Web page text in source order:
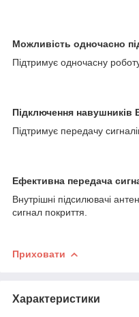
Можливість одночасно
Підтримує одночасну
Підключення навушників
Підтримує передачу
Ефективна передача
Внутрішні підсилювачі
сигнал покриття.
Приховати
Характеристики